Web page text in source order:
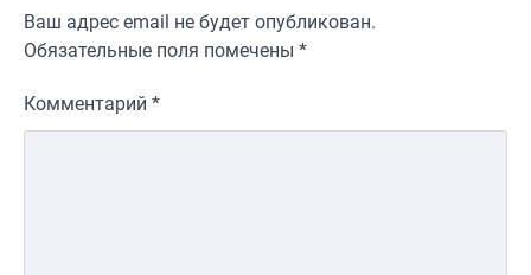
Ваш адрес email не будет опубликован.
Обязательные поля помечены *
Комментарий *